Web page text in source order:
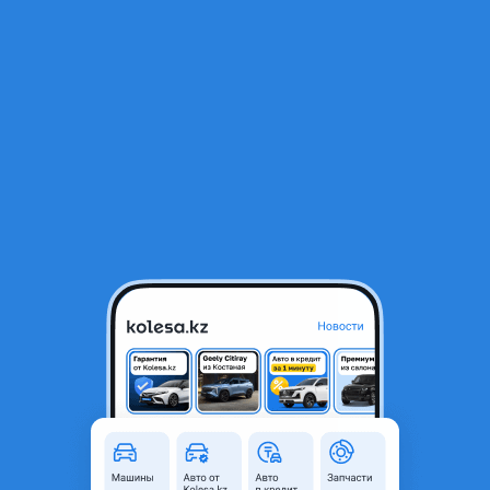
Датчик vvti на Toyota Lexus
Алматы, Алматинская